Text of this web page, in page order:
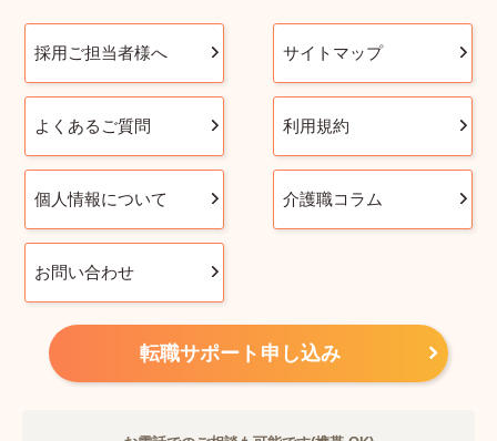
採用ご担当者様へ サイトマップ
よくあるご質問 利用規約
個人情報について 介護職コラム
お問い合わせ
転職サポート申し込み